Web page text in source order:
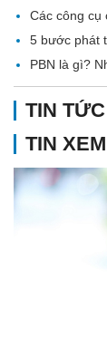
Các công cụ
5 bước phát
PBN là gì?
TIN
TIN